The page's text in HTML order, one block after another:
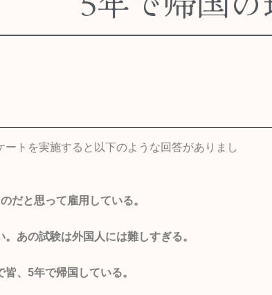
トを実施すると以下のような回答がありまし
だと思って雇用している。
あの試験は外国人には難しすぎる。
、5年で帰国している。